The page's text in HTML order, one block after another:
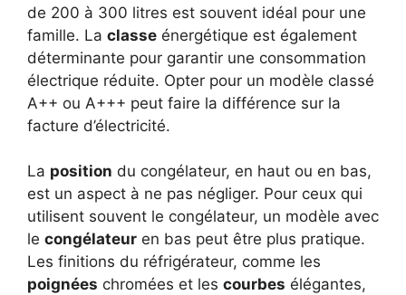
de 200 à 300 litres est souvent idéal pour une
famille. La classe énergétique est également
déterminante pour garantir une consommation
électrique réduite. Opter pour un modèle classé
A++ ou A+++ peut faire la différence sur la
facture d’électricité.
La position du congélateur, en haut ou en bas,
est un aspect à ne pas négliger. Pour ceux qui
utilisent souvent le congélateur, un modèle avec
le congélateur en bas peut être plus pratique.
Les finitions du réfrigérateur, comme les
poignées chromées et les courbes élégantes,